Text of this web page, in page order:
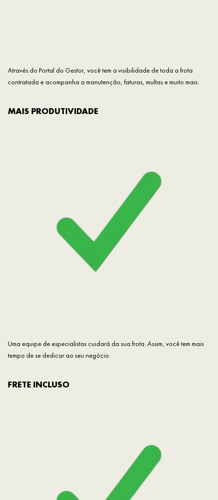
Através do Portal do Gestor, você tem a visibilidade de toda a frota
contratada e acompanha a manutenção, faturas, multas e muito mais.
MAIS PRODUTIVIDADE
Uma equipe de especialistas cuidará da sua frota. Assim, você tem mais
tempo de se dedicar ao seu negócio.
FRETE INCLUSO